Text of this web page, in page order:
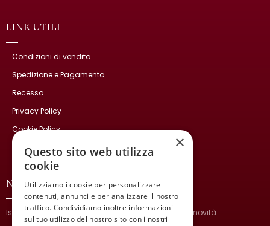
LINK UTILI
Condizioni di vendita
Spedizione e Pagamento
Recesso
Privacy Policy
Cookie Policy
Contatti
NEWSLETTER
Iscriviti per ricevere informazioni sulle nostre ultime novità.
×
Questo sito web utilizza
cookie
Utilizziamo i cookie per personalizzare
contenuti, annunci e per analizzare il nostro
traffico. Condividiamo inoltre informazioni
sul tuo utilizzo del nostro sito con i nostri